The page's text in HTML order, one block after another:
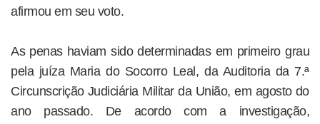
afirmou em seu voto.
As penas haviam sido determinadas em primeiro grau
pela juíza Maria do Socorro Leal, da Auditoria da 7.ª
Circunscrição Judiciária Militar da União, em agosto do
ano passado. De acordo com a investigação,